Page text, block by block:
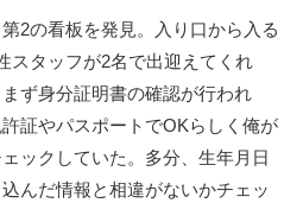
2の看板を発見。入り口から入る
スタッフが2名で出迎えてくれ
ず身分証明書の確認が行われ
証やパスポートでOKらしく俺が
ックしていた。多分、生年月日
んだ情報と相違がないかチェッ